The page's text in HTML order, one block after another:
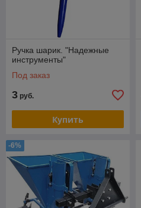
Ручка шарик. "Надежные
инструменты"
Под заказ
3 руб.
Купить
-6%